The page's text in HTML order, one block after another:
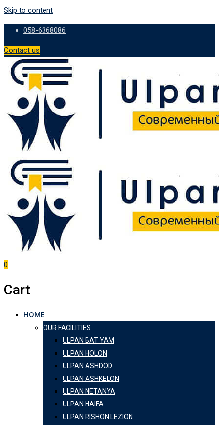
Skip to content
058-6368086
Contact us
0
Cart
HOME
OUR FACILITIES
ULPAN BAT YAM
ULPAN HOLON
ULPAN ASHDOD
ULPAN ASHKELON
ULPAN NETANYA
ULPAN HAIFA
ULPAN RISHON LEZION